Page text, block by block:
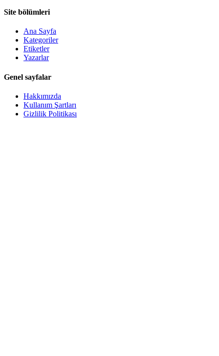
Site bölümleri
Ana Sayfa
Kategoriler
Etiketler
Yazarlar
Genel sayfalar
Hakkımızda
Kullanım Şartları
Gizlilik Politikası